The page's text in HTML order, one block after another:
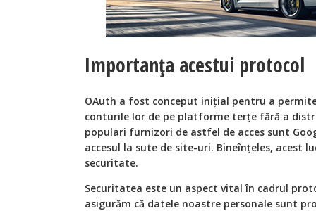
Importanța acestui protocol
OAuth a fost conceput inițial pentru a
conturile lor de pe platforme terțe fără a
populari furnizori de astfel de acces sunt
accesul la sute de site-uri. Bineînțeles, acest
securitate.
Securitatea este un aspect vital în cadrul
asigurăm că datele noastre personale sunt